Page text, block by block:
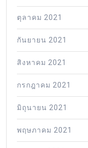
ตุลาคม 2021
กันยายน 2021
สิงหาคม 2021
กรกฎาคม 2021
มิถุนายน 2021
พฤษภาคม 2021